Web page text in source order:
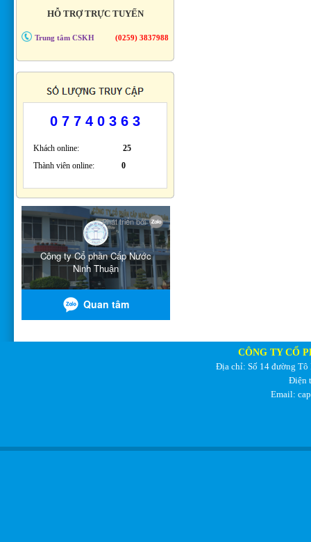
HỖ TRỢ TRỰC TUYẾN
Trung tâm CSKH (0259) 3837988
0 7 7 4 0 3 6 3
Khách online: 25
Thành viên online: 0
CÔNG TY CỔ
Địa chỉ: Số 14 đường Tô
Điện
Email: